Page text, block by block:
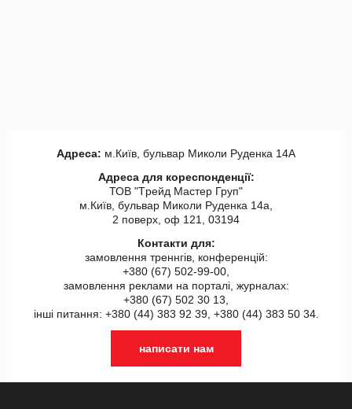
Адреса: м.Київ, бульвар Миколи Руденка 14А
Адреса для кореспонденції:
ТОВ "Tрейд Мастер Груп"
м.Київ, бульвар Миколи Руденка 14а,
2 поверх, оф 121, 03194
Контакти для:
замовлення треннгів, конференцій:
+380 (67) 502-99-00,
замовлення реклами на порталі, журналах:
+380 (67) 502 30 13,
інші питання: +380 (44) 383 92 39, +380 (44) 383 50 34.
написати нам